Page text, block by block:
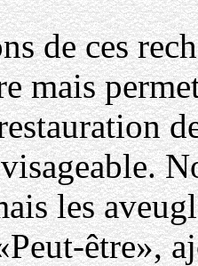
de ces
mais
les
être»,